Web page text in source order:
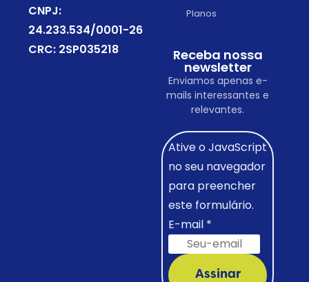
CNPJ:
24.233.534/0001-26
CRC: 2SP035218
Planos
Receba nossa
newsletter
Enviamos apenas e-
mails interessantes e
relevantes.
Ative o JavaScript
no seu navegador
para preencher
este formulário.
E-mail *
Assinar